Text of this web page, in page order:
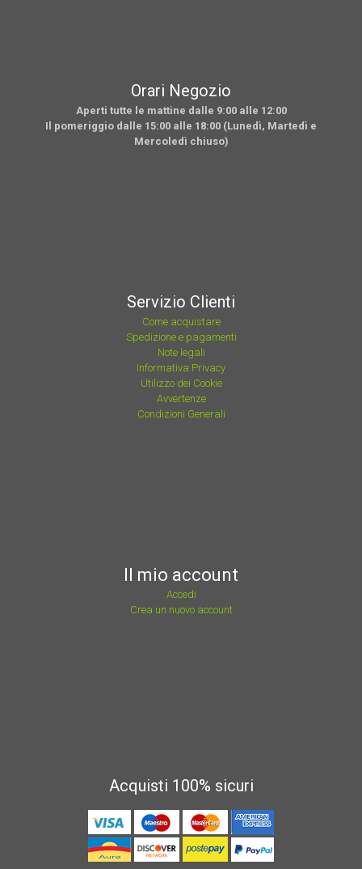
Orari Negozio
Aperti tutte le mattine dalle 9:00 alle 12:00
Il pomeriggio dalle 15:00 alle 18:00 (Lunedì, Martedì e
Mercoledì chiuso)
Servizio Clienti
Come acquistare
Spedizione e pagamenti
Note legali
Informativa Privacy
Utilizzo dei Cookie
Avvertenze
Condizioni Generali
Il mio account
Accedi
Crea un nuovo account
Acquisti 100% sicuri